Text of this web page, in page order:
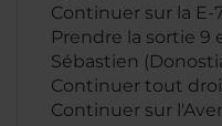
Continuer sur la E-
Prendre la sortie 9
Sébastien
Continuer tout
Continuer sur